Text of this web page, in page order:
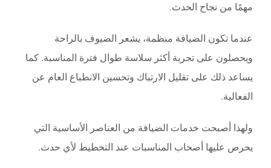
مهمًا من نجاح الحدث.
عندما تكون الضيافة منظمة، يشعر الضيوف بالراحة
ويحصلون على تجربة أكثر سلاسة طوال فترة المناسبة. كما
يساعد ذلك على تقليل الارتباك وتحسين الانطباع العام عن
الفعالية.
ولهذا أصبحت خدمات الضيافة من العناصر الأساسية التي
يحرص عليها أصحاب المناسبات عند التخطيط لأي حدث.